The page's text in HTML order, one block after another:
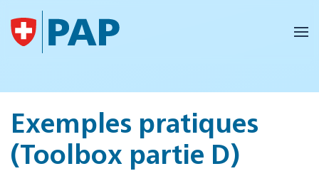
Accéder au contenu principal
Exemples pratiques
(Toolbox partie D)